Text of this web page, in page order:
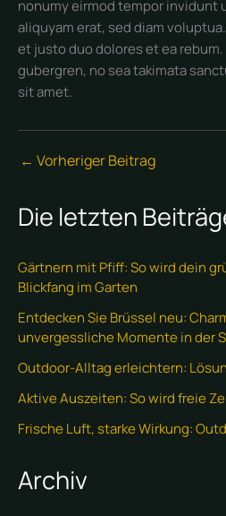
nonumy eirmod tempor invidunt
aliquyam erat, sed diam
et justo duo dolores et ea
gubergren, no sea takimata
sit amet.
← Vorheriger Beitrag
Die letzten
Gärtnern mit Pfiff: So wird dein
Blickfang im Garten
Entdecken Sie Brüssel neu:
unvergessliche Momente in der
Outdoor-Alltag erleichtern:
Aktive Auszeiten: So wird freie
Frische Luft, starke Wirkung:
Archiv